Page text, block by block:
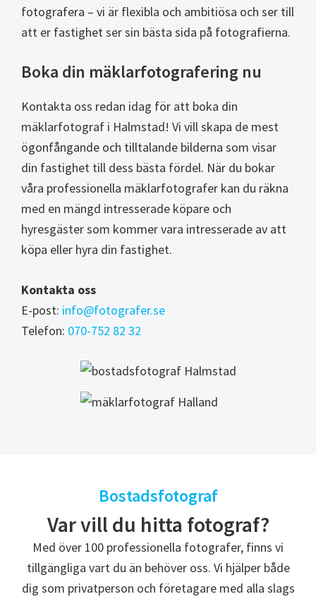
fotografera – vi är flexibla och ambitiösa och ser till
att er fastighet ser sin bästa sida på fotografierna.
Boka din mäklarfotografering nu
Kontakta oss redan idag för att boka din
mäklarfotograf i Halmstad! Vi vill skapa de mest
ögonfångande och tilltalande bilderna som visar
din fastighet till dess bästa fördel. När du bokar
våra professionella mäklarfotografer kan du räkna
med en mängd intresserade köpare och
hyresgäster som kommer vara intresserade av att
köpa eller hyra din fastighet.
Kontakta oss
E-post: info@fotografer.se
Telefon: 070-752 82 32
Bostadsfotograf
Var vill du hitta fotograf?
Med över 100 professionella fotografer, finns vi
tillgängliga vart du än behöver oss. Vi hjälper både
dig som privatperson och företagare med alla slags